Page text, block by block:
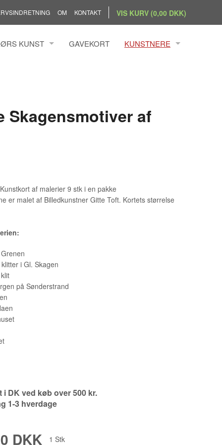
OM KONTAKT VIS KURV (0,00 DKK)
KUNST
HOLST
GAVEKORT KUNSTNERE
ANNETTE KAMPMANN
ELLY PEDERSEN
Skagensmotiver af
af malerier 9 stk i en pakke
er malet af Billedkunstner Gitte Toft. Kortets størrelse
i Gl. Skagen
på Sønderstrand
i DK ved køb over 500 kr.
1-3 hverdage
DKK 1 Stk